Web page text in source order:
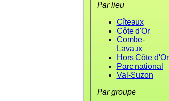
Par lieu
Cîteaux
Côte d'Or
Combe-
Lavaux
Hors Côte d'Or
Parc national
Val-Suzon
Par groupe